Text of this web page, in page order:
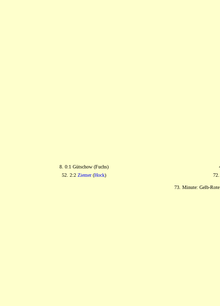
8. 0:1 Gütschow (Fuchs)
52. 2:2 Ziemer(Hock)
73. Minute: Gelb-